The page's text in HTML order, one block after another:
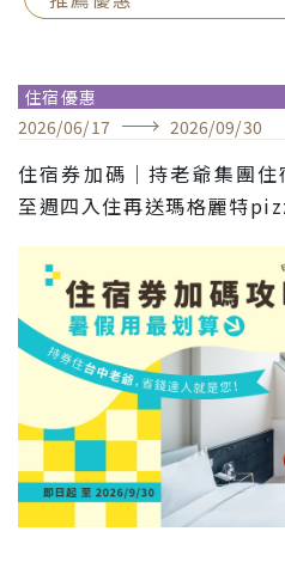
住宿優惠
2026/06/17 2026/09/30
住宿券加碼｜持老爺集團
至週四入住再送瑪格麗特